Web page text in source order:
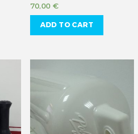
70,00€
ADD TO CART